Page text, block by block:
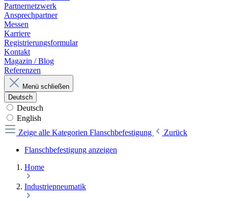
Partnernetzwerk
Ansprechpartner
Messen
Karriere
Registrierungsformular
Kontakt
Magazin / Blog
Referenzen
Menü schließen
Deutsch
Deutsch
English
Zeige alle Kategorien Flanschbefestigung
Zurück
Flanschbefestigung anzeigen
Home
Industriepneumatik